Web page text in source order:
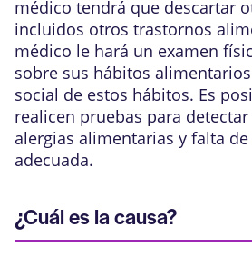
médico tendrá que descartar
incluidos otros trastornos
médico le hará un examen
sobre sus hábitos
social de estos hábitos. Es
realicen pruebas para
alergias alimentarias y falta
adecuada.
¿Cuál es la causa?